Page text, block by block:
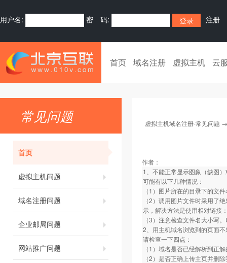
用户名: 密 码: 注册
首页 域名注册 虚拟主机 云
常见问题
首页
虚拟主机问题
域名注册问题
企业邮局问题
网站推广问题
虚拟主机域名注册-常见问题
作者：
1、不能正常显示图象（缺图
可能有以下几种情况：
（1）图片所在的目录下的文
（2）调用图片文件时采用了
示，解决方法是使用相对链接
（3）注意检查文件名大小写
2、用主机域名浏览到的页面
请检查一下四点：
（1）域名是否已经解析到正
（2）是否正确上传主页并删